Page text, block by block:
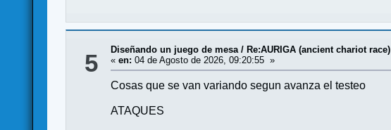
5 Diseñando un juego de mesa /Re:AURIGA (ancient chariot race)
«en: 04 de Agosto de 2026, 09:20:55 »
Cosas que se van variando segun avanza el testeo
ATAQUES